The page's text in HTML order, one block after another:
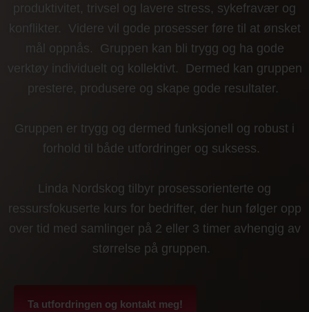
produktivitet, trivsel og lavere stress, sykefravær og
konflikter. Videre vil gode prosesser føre til at ønsket
mål oppnås. Gruppen kan bli trygg og ha gode
verktøy individuelt og kollektivt. Dermed kan gruppen
prestere, produsere og skape gode resultater.
Gruppen er trygg og dermed funksjonell og robust i
forhold til både utfordringer og suksess.
Linda Nordskog tilbyr prosessorienterte og
ressursfokuserte kurs for bedrifter, der hun følger opp
over tid med samlinger på 2 eller 3 timer avhengig av
størrelse på gruppen.
Ta utfordringen og kontakt meg!